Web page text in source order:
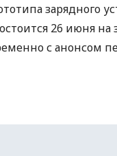
зарядного
26 июня на
с анонсом